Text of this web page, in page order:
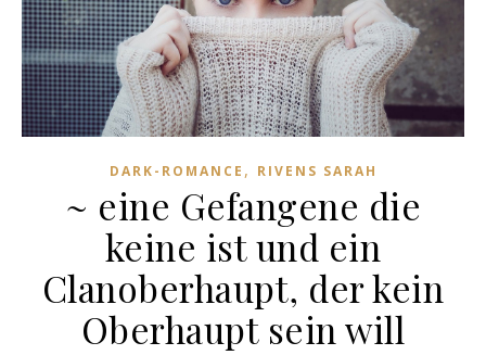
DARK-ROMANCE , RIVENS SARAH
~ eine Gefangene die
keine ist und ein
Clanoberhaupt, der kein
Oberhaupt sein will